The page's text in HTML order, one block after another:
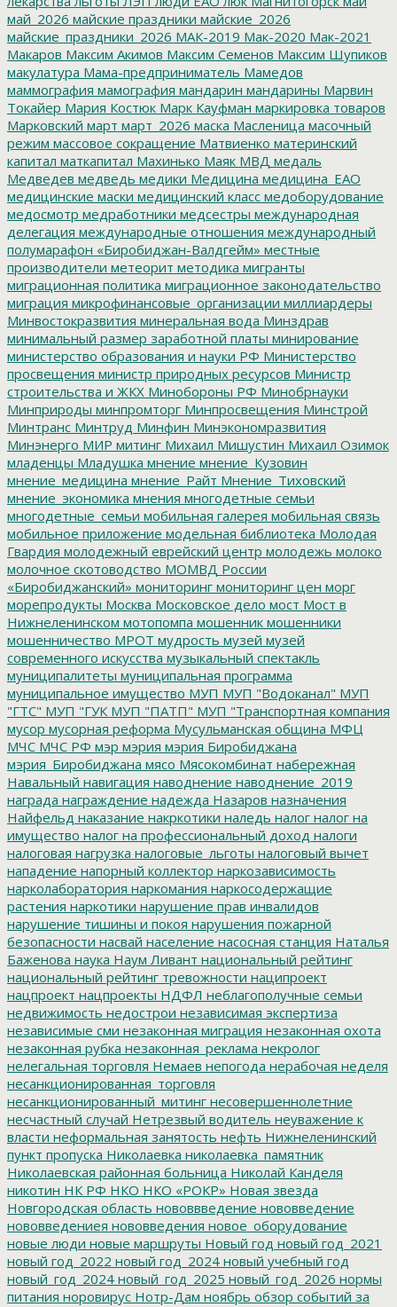
май_2026 майские праздники майские_2026
майские_праздники_2026 МАК-2019 Мак-2020 Мак-2021
Макаров Максим Акимов Максим Семенов Максим Шупиков
макулатура Мама-предприниматель Мамедов
маммография мамография мандарин мандарины Марвин
Токайер Мария Костюк Марк Кауфман маркировка товаров
Марковский март март_2026 маска Масленица масочный
режим массовое сокращение Матвиенко материнский
капитал маткапитал Махинько Маяк МВД медаль
Медведев медведь медики Медицина медицина_ЕАО
медицинские маски медицинский класс медоборудование
медосмотр медработники медсестры международная
делегация международные отношения международный
полумарафон «Биробиджан-Валдгейм» местные
производители метеорит методика мигранты
миграционная политика миграционное законодательство
миграция микрофинансовые_организации миллиардеры
Минвостокразвития минеральная вода Минздрав
минимальный размер заработной платы минирование
министерство образования и науки РФ Министерство
просвещения министр природных ресурсов Министр
строительства и ЖКХ Минобороны РФ Минобрнауки
Минприроды минпромторг Минпросвещения Минстрой
Минтранс Минтруд Минфин Минэкономразвития
Минэнерго МИР митинг Михаил Мишустин Михаил Озимок
младенцы Младушка мнение мнение_Кузовин
мнение_медицина мнение_Райт Мнение_Тиховский
мнение_экономика мнения многодетные семьи
многодетные_семьи мобильная галерея мобильная связь
мобильное приложение модельная библиотека Молодая
Гвардия молодежный еврейский центр молодежь молоко
молочное скотоводство МОМВД России
«Биробиджанский» мониторинг мониторинг цен морг
морепродукты Москва Московское дело мост Мост в
Нижнеленинском мотопомпа мошенник мошенники
мошенничество МРОТ мудрость музей музей
современного искусства музыкальный спектакль
муниципалитеты муниципальная программа
муниципальное имущество МУП МУП "Водоканал" МУП
"ГТС" МУП "ГУК МУП "ПАТП" МУП "Транспортная компания
мусор мусорная реформа Мусульманская община МФЦ
МЧС МЧС РФ мэр мэрия мэрия Биробиджана
мэрия_Биробиджана мясо Мясокомбинат набережная
Навальный навигация наводнение наводнение_2019
награда награждение надежда Назаров назначения
Найфельд наказание накркотики наледь налог налог на
имущество налог на профессиональный доход налоги
налоговая нагрузка налоговые_льготы налоговый вычет
нападение напорный коллектор наркозависимость
нарколаборатория наркомания наркосодержащие
растения наркотики нарушение прав инвалидов
нарушение тишины и покоя нарушения пожарной
безопасности насвай население насосная станция Наталья
Баженова наука Наум Ливант национальный рейтинг
национальный рейтинг тревожности наципроект
нацпроект нацпроекты НДФЛ неблагополучные семьи
недвижимость недострои независимая экспертиза
независимые сми незаконная миграция незаконная охота
незаконная рубка незаконная_реклама некролог
нелегальная торговля Немаев непогода нерабочая неделя
несанкционированная_торговля
несанкционированный_митинг несовершеннолетние
несчастный случай Нетрезвый водитель неуважение к
власти неформальная занятость нефть Нижнеленинский
пункт пропуска Николаевка николаевка_памятник
Николаевская районная больница Николай Канделя
никотин НК РФ НКО НКО «РОКР» Новая звезда
Новгородская область нововвведение нововведение
нововведениея нововведения новое_оборудование
новые люди новые маршруты Новый год новый год_2021
новый год_2022 новый год_2024 новый учебный год
новый_год_2024 новый_год_2025 новый_год_2026 нормы
питания норовирус Нотр-Дам ноябрь обзор событий за